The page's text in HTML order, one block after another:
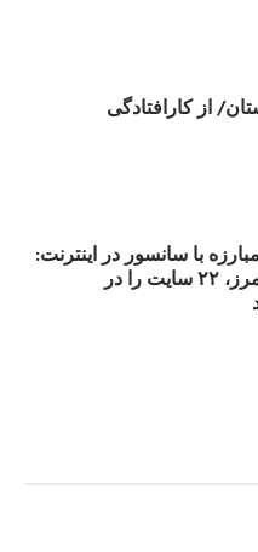
از کارافتادگی
مبارزه با سانسور در اینترنت:
#آزادی هم‌آیند گزارشگران‌ بدون مرز، ۲۲ سایت را در